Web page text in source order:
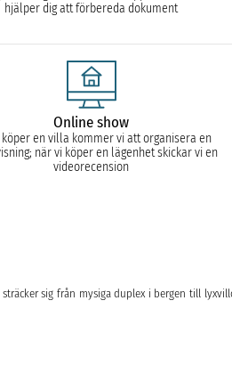
hjälper dig att förbereda dokument
Online show
köper en villa kommer vi att organisera en
när vi köper en lägenhet skickar vi en
videorecension
sig från mysiga duplex i bergen till